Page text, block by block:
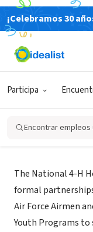
¡Celebramos 30
Participa
Encontrar
ORGANIZACIÓN
University
H Military
VTwww.uvm.edu/
The National 4-H
formal
Air Force Airmen
Youth Programs